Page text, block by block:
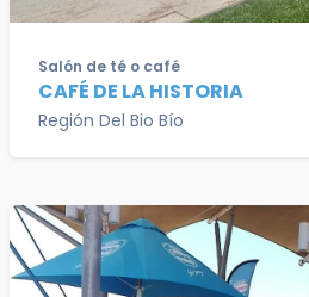
Salón de té o café
CAFÉ DE LA HISTORIA
Región Del Bio Bío